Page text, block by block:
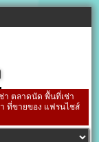
า ตลาดนัด พื้นที่เช่า
ที่ขายของ แฟรนไชส์